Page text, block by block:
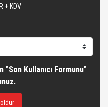
+ KDV
"Son Kullanıcı Formunu"